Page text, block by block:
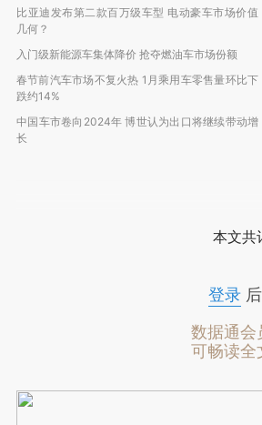
比亚迪发布第二款百万级车型 电动豪车市场价值
几何？
入门级新能源车集体降价 抢夺燃油车市场份额
春节前汽车市场不复火热 1月乘用车零售量环比下
跌约14%
中国车市卷向2024年 博世认为出口将继续带动增
长
本文共
登录后
数据通会
可畅读全